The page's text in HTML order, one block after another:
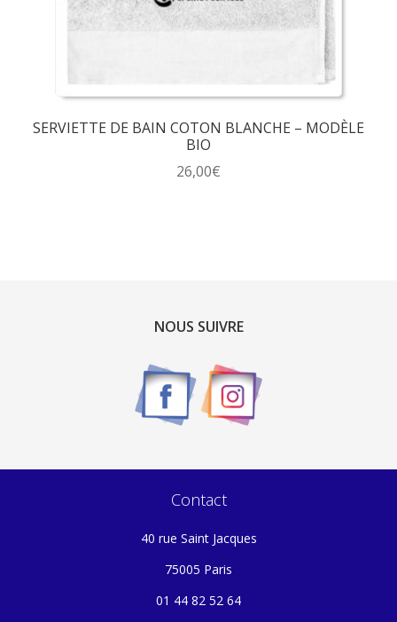
la
SERVIETTE DE BAIN COTON BLANCHE – MODÈLE
BIO
26,00€
NOUS SUIVRE
Contact
40 rue Saint Jacques
75005 Paris
01 44 82 52 64